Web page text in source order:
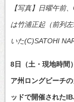
【写真】日曜午前
は竹浦正起（前列
いた(C)SATOHI
8日（土・現地時間
ア州ロングビーチ
ッドで開催された